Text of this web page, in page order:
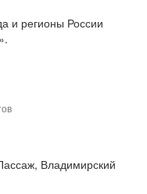
и регионы России
Владимирский